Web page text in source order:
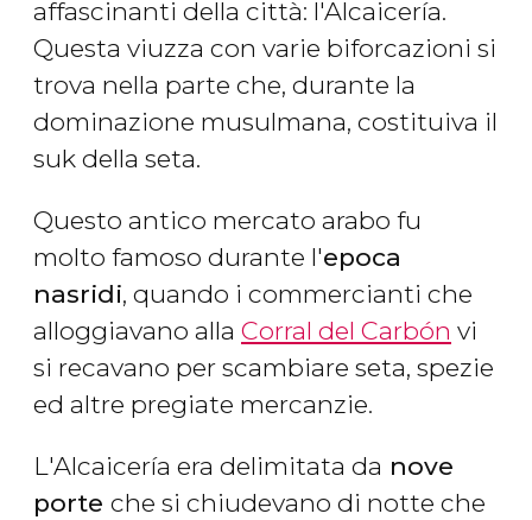
affascinanti della città: l'Alcaicería.
Questa viuzza con varie biforcazioni si
trova nella parte che, durante la
dominazione musulmana, costituiva il
suk della seta.
Questo antico mercato arabo fu
molto famoso durante l'epoca
nasridi, quando i commercianti che
alloggiavano alla Corral del Carbón vi
si recavano per scambiare seta, spezie
ed altre pregiate mercanzie.
L'Alcaicería era delimitata da nove
porte che si chiudevano di notte che